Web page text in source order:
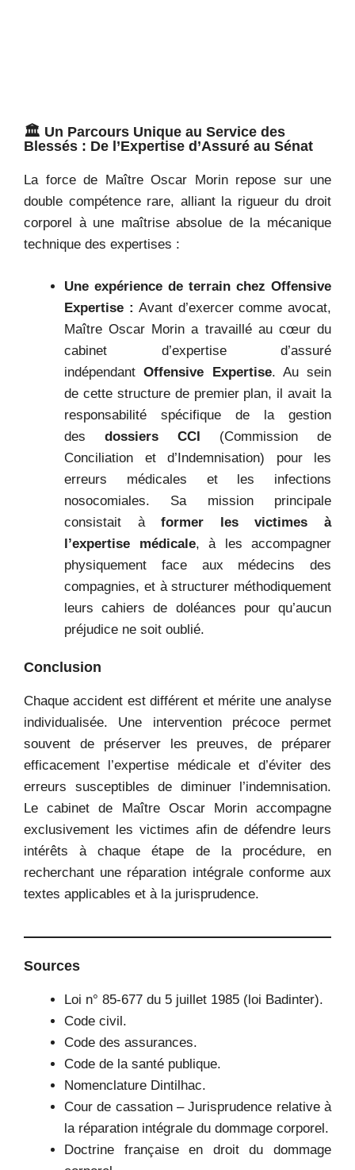
🏛️ Un Parcours Unique au Service des
Blessés : De l’Expertise d’Assuré au Sénat
La force de Maître Oscar Morin repose sur une
double compétence rare, alliant la rigueur du droit
corporel à une maîtrise absolue de la mécanique
technique des expertises :
Une expérience de terrain chez Offensive
Expertise : Avant d’exercer comme avocat,
Maître Oscar Morin a travaillé au cœur du
cabinet d’expertise d’assuré
indépendantOffensive Expertise. Au sein
de cette structure de premier plan, il avait la
responsabilité spécifique de la gestion
des dossiers CCI (Commission de
Conciliation et d’Indemnisation) pour les
erreurs médicales et les infections
nosocomiales. Sa mission principale
consistait àformer les victimes à
l’expertise médicale, à les accompagner
physiquement face aux médecins des
compagnies, et à structurer méthodiquement
leurs cahiers de doléances pour qu’aucun
préjudice ne soit oublié.
Conclusion
Chaque accident est différent et mérite une analyse
individualisée. Une intervention précoce permet
souvent de préserver les preuves, de préparer
efficacement l’expertise médicale et d’éviter des
erreurs susceptibles de diminuer l’indemnisation.
Le cabinet de Maître Oscar Morin accompagne
exclusivement les victimes afin de défendre leurs
intérêts à chaque étape de la procédure, en
recherchant une réparation intégrale conforme aux
textes applicables et à la jurisprudence.
Sources
Loi n° 85-677 du 5 juillet 1985 (loi Badinter).
Code civil.
Code des assurances.
Code de la santé publique.
Nomenclature Dintilhac.
Cour de cassation – Jurisprudence relative à
la réparation intégrale du dommage corporel.
Doctrine française en droit du dommage